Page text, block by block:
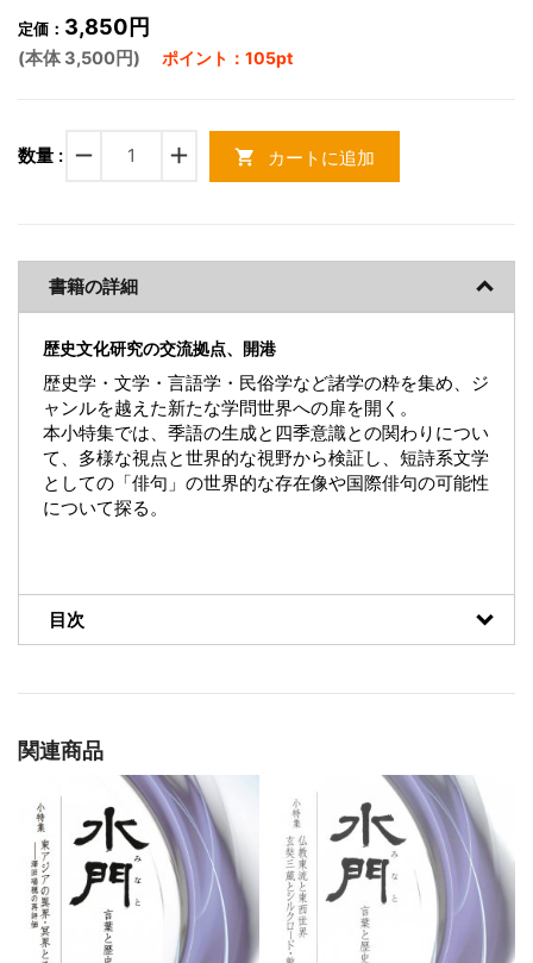
定価： 3,850円
(本体 3,500円) ポイント：105pt
数量 : remove add shopping_cart カートに追加
書籍の詳細
歴史文化研究の交流拠点、開港
歴史学・文学・言語学・民俗学など諸学の粋を集め、ジ
ャンルを越えた新たな学問世界への扉を開く。
本小特集では、季語の生成と四季意識との関わりについ
て、多様な視点と世界的な視野から検証し、短詩系文学
としての「俳句」の世界的な存在像や国際俳句の可能性
について探る。
目次
関連商品